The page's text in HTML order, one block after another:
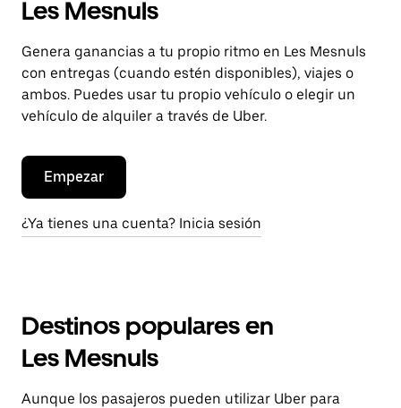
Les Mesnuls
Genera ganancias a tu propio ritmo en Les Mesnuls
con entregas (cuando estén disponibles), viajes o
ambos. Puedes usar tu propio vehículo o elegir un
vehículo de alquiler a través de Uber.
Empezar
¿Ya tienes una cuenta? Inicia sesión
Destinos populares en
Les Mesnuls
Aunque los pasajeros pueden utilizar Uber para